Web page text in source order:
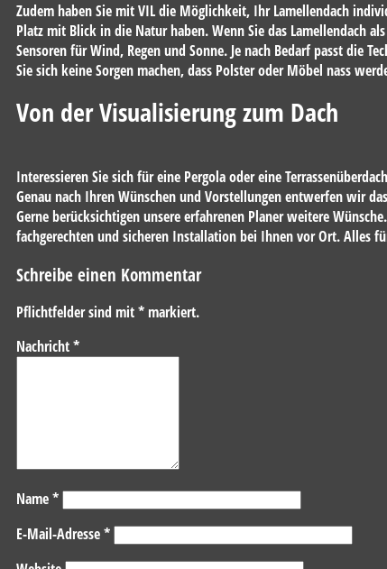
Zudem haben Sie mit VIL die Möglichkeit, Ihr Lamellendach
Platz mit Blick in die Natur haben. Wenn Sie das Lamellendach
Sensoren für Wind, Regen und Sonne. Je nach Bedarf passt die
Sie sich keine Sorgen machen, dass Polster oder Möbel nass
Von der Visualisierung zum Dach
Interessieren Sie sich für eine Pergola oder eine
Genau nach Ihren Wünschen und Vorstellungen entwerfen wir
Gerne berücksichtigen unsere erfahrenen Planer weitere
fachgerechten und sicheren Installation bei Ihnen vor Ort. Alles
Schreibe einen Kommentar
Pflichtfelder sind mit* markiert.
Nachricht*
Name*
E-Mail-Adresse*